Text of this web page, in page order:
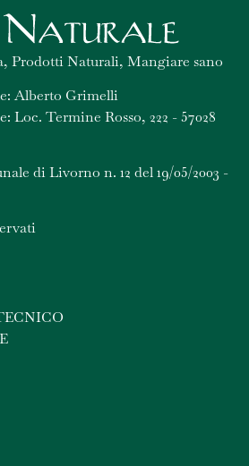
Prodotti Naturali, Mangiare sano
Alberto Grimelli
Loc. Termine Rosso, 222 - 57028
di Livorno n. 12 del 19/05/2003 -